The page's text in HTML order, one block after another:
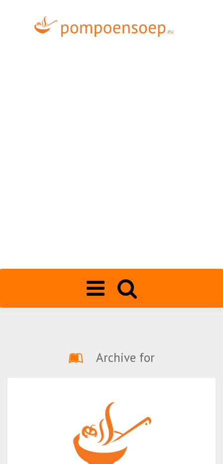
Toggle
navigation
Archive for